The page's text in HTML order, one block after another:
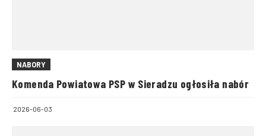
NABORY
Komenda Powiatowa PSP w Sieradzu ogłosiła nabór
2026-06-03